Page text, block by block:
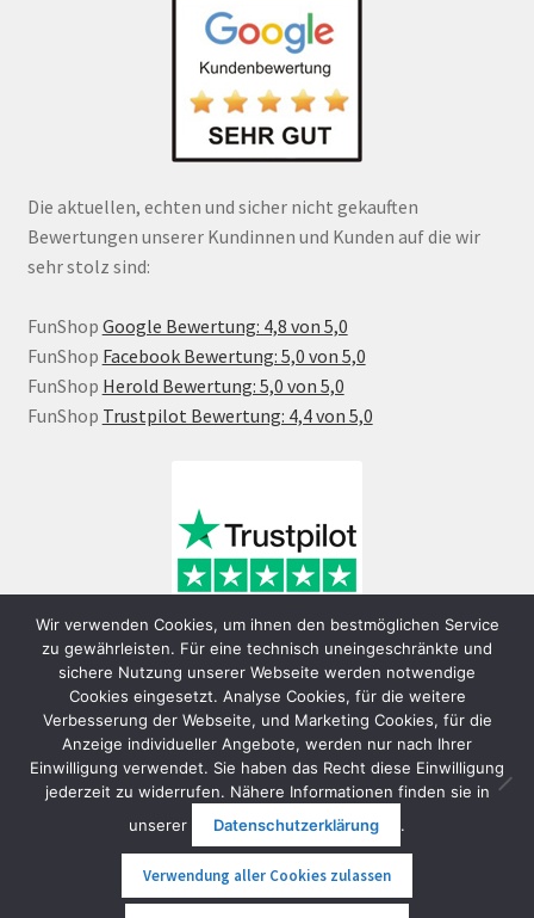
Die aktuellen, echten und sicher nicht gekauften
Bewertungen unserer Kundinnen und Kunden auf die wir
sehr stolz sind:
FunShop Google Bewertung: 4,8 von 5,0
FunShop Facebook Bewertung: 5,0 von 5,0
FunShop Herold Bewertung: 5,0 von 5,0
FunShop Trustpilot Bewertung: 4,4 von 5,0
© FunShop Wien - Hochqualitative Elektromobilität 2026
Datenschutzerklärung
Erstellt mit WooCommerce
Wir verwenden Cookies, um ihnen den bestmöglichen Service
zu gewährleisten. Für eine technisch uneingeschränkte und
sichere Nutzung unserer Webseite werden notwendige
Cookies eingesetzt. Analyse Cookies, für die weitere
Verbesserung der Webseite, und Marketing Cookies, für die
Anzeige individueller Angebote, werden nur nach Ihrer
Einwilligung verwendet. Sie haben das Recht diese Einwilligung
jederzeit zu widerrufen. Nähere Informationen finden sie in
unserer
Datenschutzerklärung .
Verwendung aller Cookies zulassen